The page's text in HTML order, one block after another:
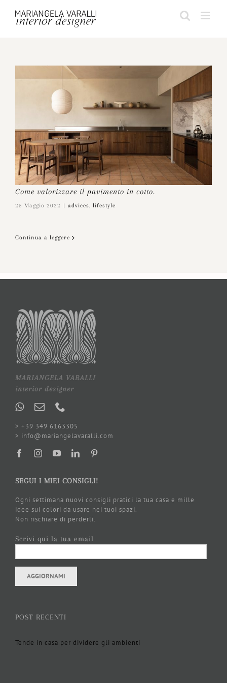
contenuto
Come valorizzare il pavimento in cotto.
25 Maggio 2022 | advices, lifestyle
Continua a leggere
MARIANGELA VARALLI
interior designer
> +39 349 6163305
> info@mariangelavaralli.com
SEGUI I MIEI CONSIGLI!
Ogni settimana nuovi consigli pratici la tua casa e mille
idee sui colori da usare nei tuoi spazi.
Non rischiare di perderli.
Scrivi qui la tua email
POST RECENTI
Tende in casa per dividere gli ambienti